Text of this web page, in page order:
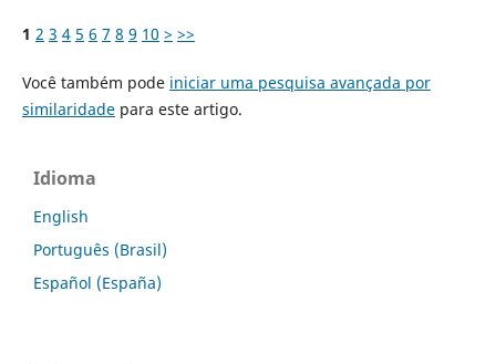
1 2 3 4 5 6 7 8 9 10 > >>
Você também pode iniciar uma pesquisa avançada por
similaridadepara este artigo.
Idioma
English
Português (Brasil)
Español (España)